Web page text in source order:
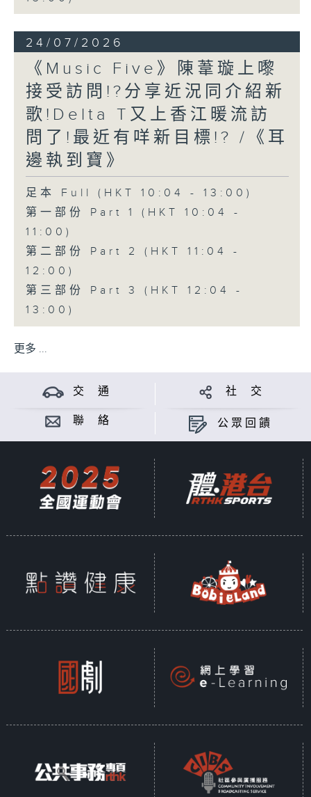
24/07/2026
《Music Five》陳葦璇上嚟
接受訪問!?分享近況同介紹新
歌!Delta T又上香江暖流訪
問了!最近有咩新目標!? /《耳
邊執到寶》
足本 Full (HKT 10:04 - 13:00)
第一部份 Part 1 (HKT 10:04 -
11:00)
第二部份 Part 2 (HKT 11:04 -
12:00)
第三部份 Part 3 (HKT 12:04 -
13:00)
更多 ...
交 通 社 交
聯 絡 公眾回饋